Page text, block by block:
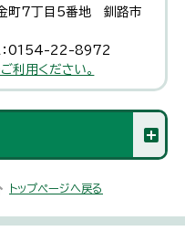
町7丁目5番地 釧路市
：0154-22-8972
利用ください。
トップページへ戻る